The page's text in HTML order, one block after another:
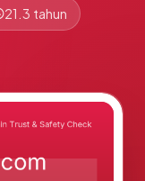
21.3 tahun